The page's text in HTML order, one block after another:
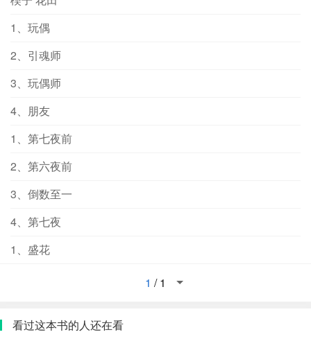
1、玩偶
2、引魂师
3、玩偶师
4、朋友
1、第七夜前
2、第六夜前
3、倒数至一
4、第七夜
1、盛花
1 /1
看过这本书的人还在看